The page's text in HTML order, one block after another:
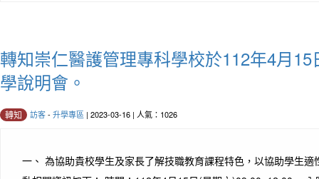
轉知崇仁醫護管理專科學校於112年4月
學說明會。
轉知 訪客- 升學專區 | 2023-03-16 | 人氣：1026
一、 為協助貴校學生及家長了解技職教育課程特色，以協助學生